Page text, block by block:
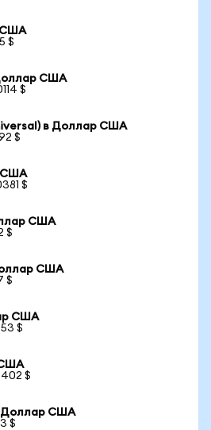
США
$
США
$
в Доллар США
$
США
$
США
$
США
$
США
$
$
Доллар США
$